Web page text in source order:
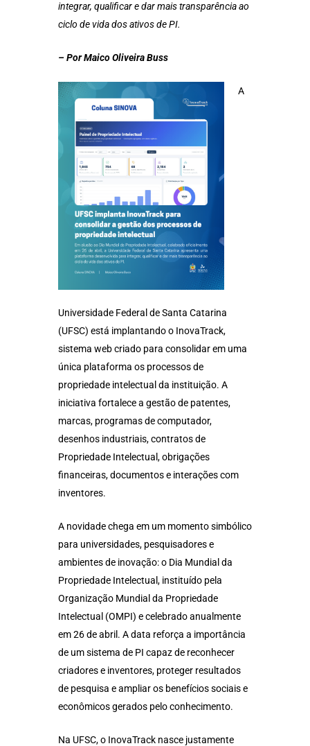
integrar, qualificar e dar mais transparência ao
ciclo de vida dos ativos de PI.
– Por Maico Oliveira Buss
A
Universidade Federal de Santa Catarina
(UFSC) está implantando o InovaTrack,
sistema web criado para consolidar em uma
única plataforma os processos de
propriedade intelectual da instituição. A
iniciativa fortalece a gestão de patentes,
marcas, programas de computador,
desenhos industriais, contratos de
Propriedade Intelectual, obrigações
financeiras, documentos e interações com
inventores.
A novidade chega em um momento simbólico
para universidades, pesquisadores e
ambientes de inovação: o Dia Mundial da
Propriedade Intelectual, instituído pela
Organização Mundial da Propriedade
Intelectual (OMPI) e celebrado anualmente
em 26 de abril. A data reforça a importância
de um sistema de PI capaz de reconhecer
criadores e inventores, proteger resultados
de pesquisa e ampliar os benefícios sociais e
econômicos gerados pelo conhecimento.
Na UFSC, o InovaTrack nasce justamente